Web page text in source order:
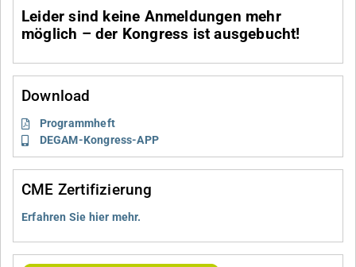
Leider sind keine Anmeldungen mehr
möglich – der Kongress ist ausgebucht!
Download
Programmheft
DEGAM-Kongress-APP
CME Zertifizierung
Erfahren Sie hier mehr.